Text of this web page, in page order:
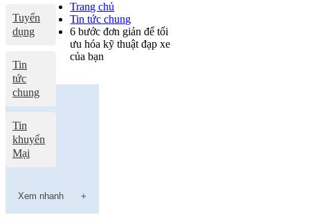
Tuyển
dụng
Tin
tức
chung
Tin
khuyến
Mại
Trang chủ
Tin tức chung
6 bước đơn giản để tối
ưu hóa kỹ thuật đạp xe
của bạn
Xem nhanh